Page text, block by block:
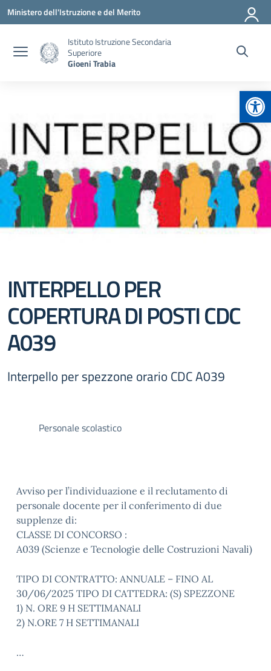
Vai ai contenuti
Vai al menu di navigazione
Vai al footer
Ministero dell'Istruzione e del Merito
Istituto Istruzione Secondaria
Superiore
Gioeni Trabia
INTERPELLO PER
COPERTURA DI POSTI CDC
A039
Interpello per spezzone orario CDC A039
Personale scolastico
Avviso per l’individuazione e il reclutamento di
personale docente per il conferimento di due
supplenze di:
CLASSE DI CONCORSO :
A039 (Scienze e Tecnologie delle Costruzioni Navali)
TIPO DI CONTRATTO: ANNUALE – FINO AL
30/06/2025 TIPO DI CATTEDRA: (S) SPEZZONE
1) N. ORE 9 H SETTIMANALI
2) N.ORE 7 H SETTIMANALI
…